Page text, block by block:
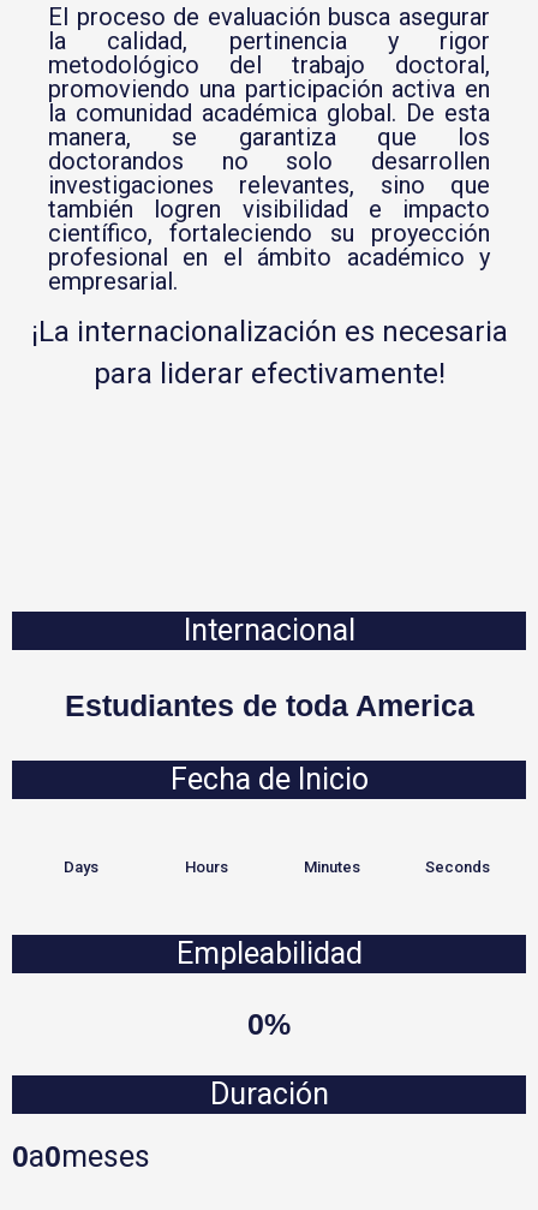
El proceso de evaluación busca asegurar
la calidad, pertinencia y rigor
metodológico del trabajo doctoral,
promoviendo una participación activa en
la comunidad académica global. De esta
manera, se garantiza que los
doctorandos no solo desarrollen
investigaciones relevantes, sino que
también logren visibilidad e impacto
científico, fortaleciendo su proyección
profesional en el ámbito académico y
empresarial.
¡La internacionalización es necesaria
para liderar efectivamente!
Internacional
Estudiantes de toda America
Fecha de Inicio
Days Hours Minutes Seconds
Empleabilidad
0%
Duración
0a0meses